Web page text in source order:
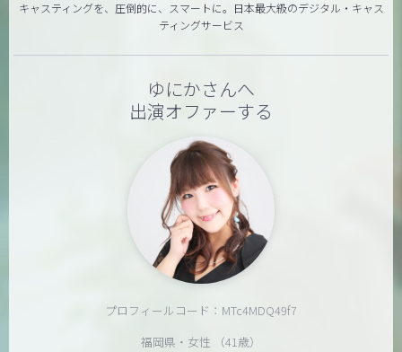
キャスティングを、圧倒的に、スマートに。日本最大級のデジタル・キャス
ティングサービス
ゆにかさんへ
出演オファーする
プロフィールコード：MTc4MDQ49f7
福岡県・女性 （41歳）